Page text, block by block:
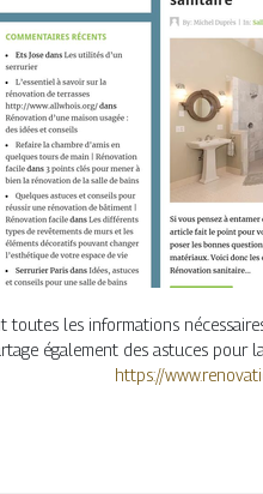
toutes les informations
également des astuces pour
https://